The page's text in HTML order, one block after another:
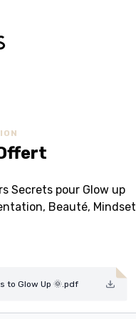
Secrets pour Glow up
Beauté, Mindset
to Glow Up 🌞.pdf